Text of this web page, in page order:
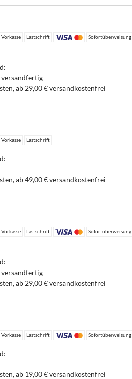
Vorkasse Lastschrift Sofortüberweisung
ab 29,00 € versandkostenfrei
Vorkasse Lastschrift
ab 49,00 € versandkostenfrei
Vorkasse Lastschrift Sofortüberweisung
ab 29,00 € versandkostenfrei
Vorkasse Lastschrift Sofortüberweisung
ab 19,00 € versandkostenfrei